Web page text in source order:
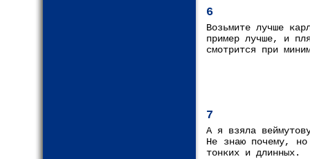
6
Возьмите лучше
пример лучше, и
смотрится при
7
А я взяла
Не знаю почему,
тонких и длинных.